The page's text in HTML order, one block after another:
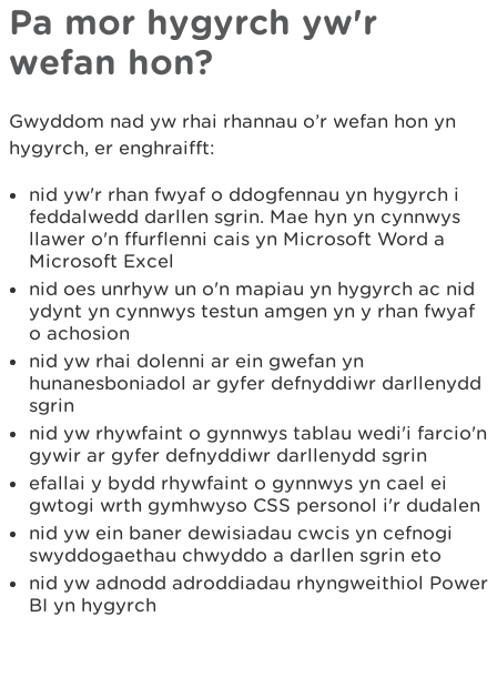
Pa mor hygyrch yw'r
wefan hon?
Gwyddom nad yw rhai rhannau o’r wefan hon yn
hygyrch, er enghraifft:
nid yw'r rhan fwyaf o ddogfennau yn hygyrch i
feddalwedd darllen sgrin. Mae hyn yn cynnwys
llawer o'n ffurflenni cais yn Microsoft Word a
Microsoft Excel
nid oes unrhyw un o'n mapiau yn hygyrch ac nid
ydynt yn cynnwys testun amgen yn y rhan fwyaf
o achosion
nid yw rhai dolenni ar ein gwefan yn
hunanesboniadol ar gyfer defnyddiwr darllenydd
sgrin
nid yw rhywfaint o gynnwys tablau wedi'i farcio'n
gywir ar gyfer defnyddiwr darllenydd sgrin
efallai y bydd rhywfaint o gynnwys yn cael ei
gwtogi wrth gymhwyso CSS personol i'r dudalen
nid yw ein baner dewisiadau cwcis yn cefnogi
swyddogaethau chwyddo a darllen sgrin eto
nid yw adnodd adroddiadau rhyngweithiol Power
BI yn hygyrch